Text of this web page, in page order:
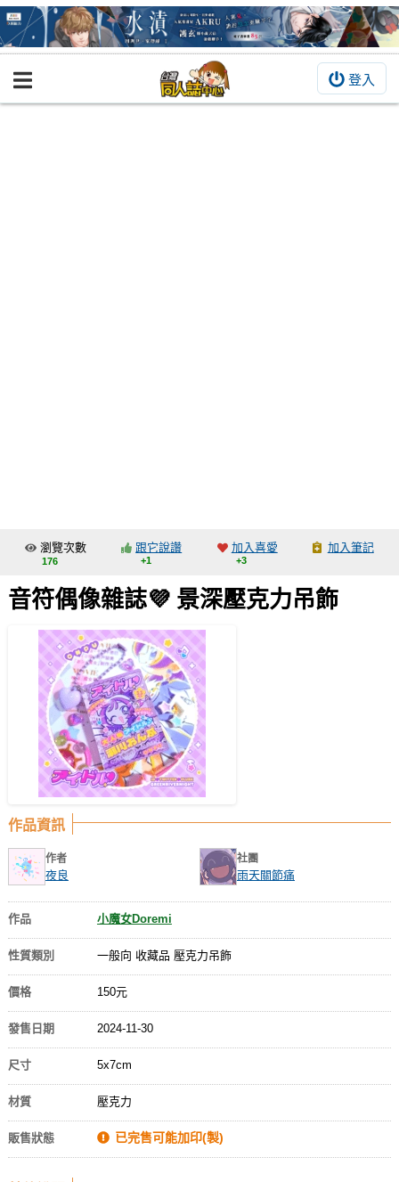
登入
BOOKY書集倉庫
交流中心
攤位轉讓區
會員中心
註冊會員
登入
瀏覽次數
176
跟它說讚
+1
加入喜愛
+3
加入筆記
音符偶像雜誌💜 景深壓克力吊飾
作品資訊
作者
夜良
社團
雨天關節痛
作品 小魔女Doremi
性質類別 一般向 收藏品 壓克力吊飾
價格 150元
發售日期 2024-11-30
尺寸 5x7cm
材質 壓克力
販售狀態 已完售可能加印(製)